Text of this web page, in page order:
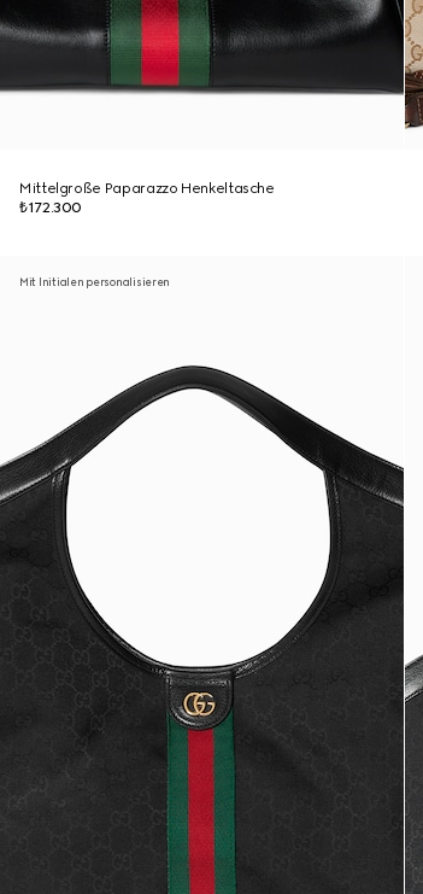
Mittelgroße Paparazzo Henkeltasche
₺172.300
Mit Initialen personalisieren